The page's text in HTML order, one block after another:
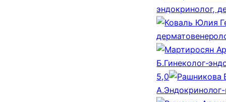
эндокринолог,
Б.Гинеколог-
5,0
А.